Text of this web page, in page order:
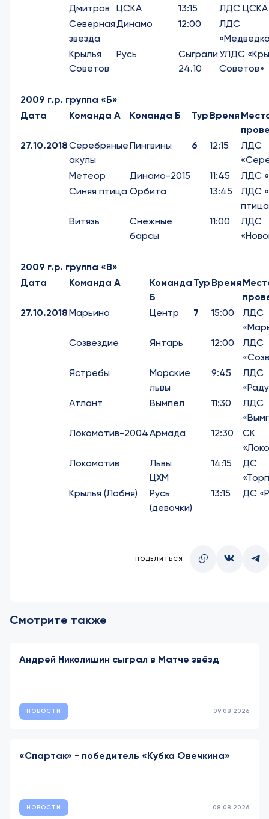
Дмитров ЦСКА 13:15
ЛДС ЦСКА
Северная
звезда
Динамо 12:00
ЛДС
Крылья
Советов
Русь
Сыграли
24.10
УЛДС
Советов»
2009 г.р. группа «Б»
Дата
Команда А Команда Б Тур Время
27.10.2018Серебряные
акулы
Пингвины 6 12:15
ЛДС
Метеор
Динамо-2015 11:45
ЛДС
Синяя птица Орбита 13:45
ЛДС
Витязь
Снежные
барсы
11:00
ЛДС
2009 г.р. группа «В»
Дата
Команда А
Команда
Б
Тур Время
27.10.2018Марьино Центр 7 15:00
ЛДС
Созвездие
Янтарь 12:00
ЛДС
Ястребы
Морские
львы
9:45
ЛДС
Атлант
Вымпел 11:30
ЛДС
Локомотив-2004Армада 12:30
СК
Локомотив
Львы
ЦХМ
14:15
ДС
Крылья (Лобня)
Русь
(девочки)
13:15 ДС
ПОДЕЛИТЬСЯ:
Смотрите также
Андрей Николишин сыграл в Матче звёзд
НОВОСТИ 09.08.2026
«Спартак» - победитель «Кубка Овечкина»
НОВОСТИ 08.08.2026